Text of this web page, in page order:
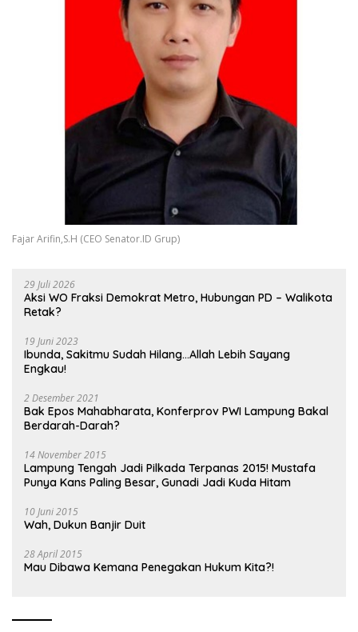
Fajar Arifin,S.H (CEO Senator.ID Grup)
29 Juli 2026
Aksi WO Fraksi Demokrat Metro, Hubungan PD – Walikota
Retak?
19 Juni 2023
Ibunda, Sakitmu Sudah Hilang…Allah Lebih Sayang
Engkau!
2 Desember 2021
Bak Epos Mahabharata, Konferprov PWI Lampung Bakal
Berdarah-Darah?
14 November 2015
Lampung Tengah Jadi Pilkada Terpanas 2015! Mustafa
Punya Kans Paling Besar, Gunadi Jadi Kuda Hitam
10 Juni 2015
Wah, Dukun Banjir Duit
28 April 2015
Mau Dibawa Kemana Penegakan Hukum Kita?!